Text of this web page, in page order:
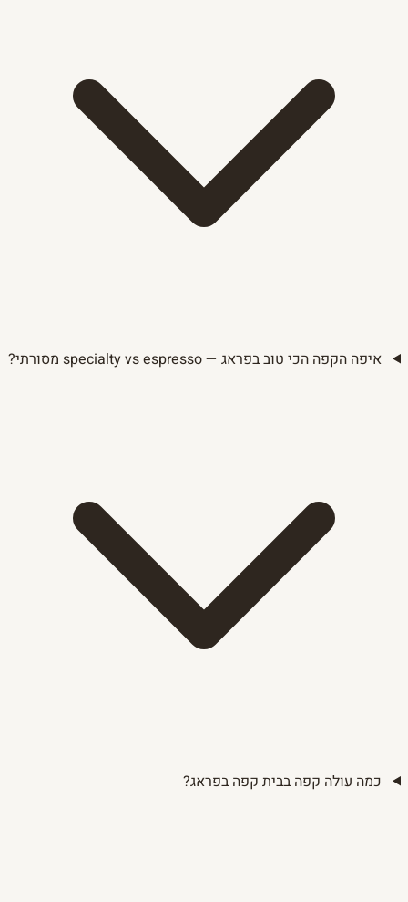
איפה הקפה הכי טוב בפראג — specialty vs espresso מסורתי?
כמה עולה קפה בבית קפה בפראג?